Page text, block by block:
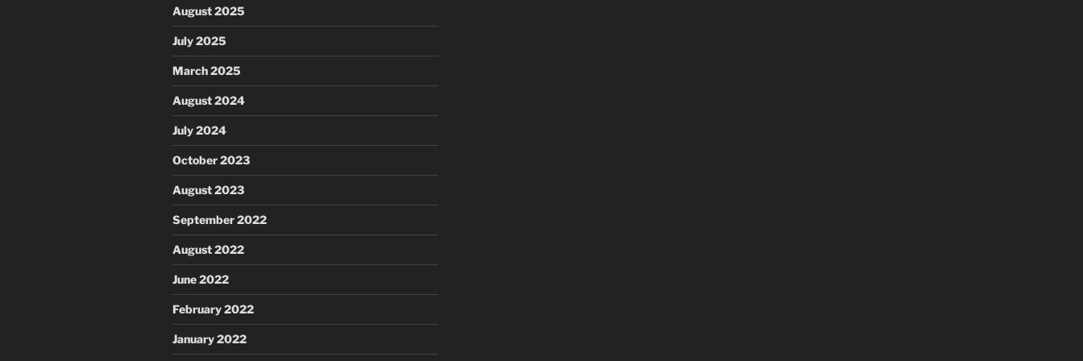
August 2025
July 2025
March 2025
August 2024
July 2024
October 2023
August 2023
September 2022
August 2022
June 2022
February 2022
January 2022